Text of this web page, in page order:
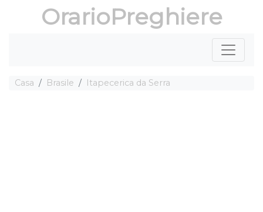
OrarioPreghiere
Casa Brasile Itapecerica da Serra